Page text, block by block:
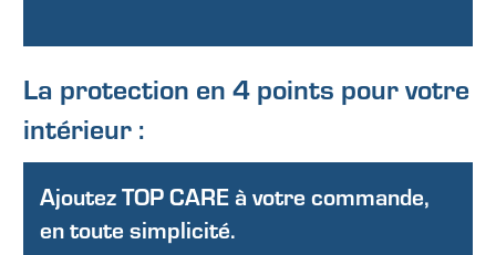
La protection en 4 points pour votre
intérieur :
Ajoutez TOP CARE à votre commande,
en toute simplicité.